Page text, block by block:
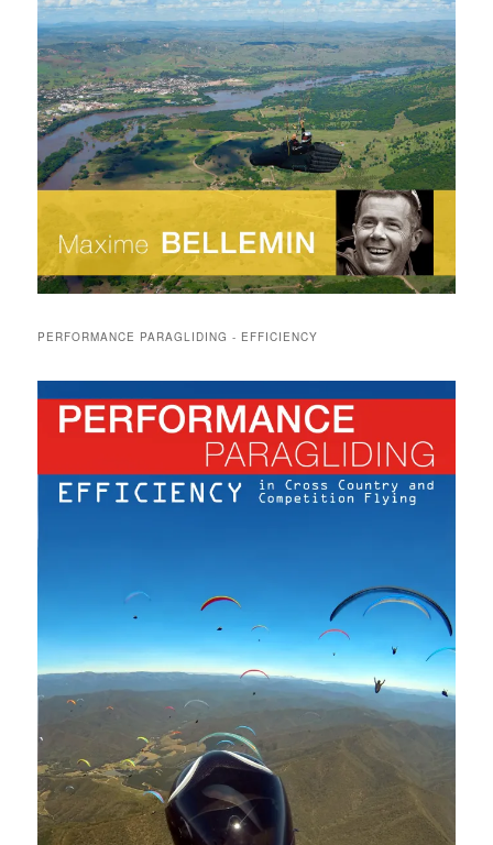
PERFORMANCE PARAGLIDING - EFFICIENCY